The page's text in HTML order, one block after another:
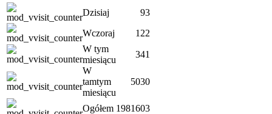
Dzisiaj
93
Wczoraj
122
W tym
miesiącu
341
W
tamtym
miesiącu
5030
Ogółem 1981603